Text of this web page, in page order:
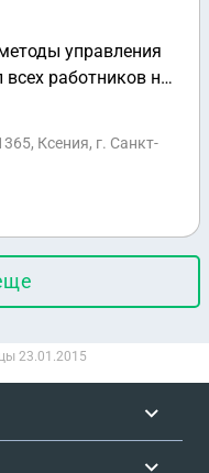
управления
работников на
обязаны
трудовые
изменения в
труда не
Ксения, г. Санкт-
23.01.2015